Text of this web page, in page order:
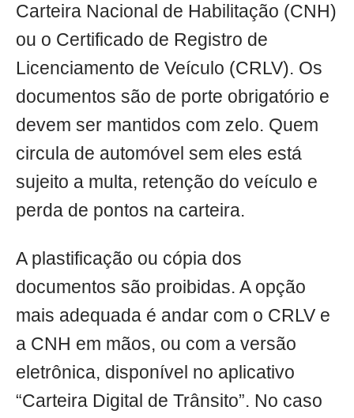
Carteira Nacional de Habilitação (CNH)
ou o Certificado de Registro de
Licenciamento de Veículo (CRLV). Os
documentos são de porte obrigatório e
devem ser mantidos com zelo. Quem
circula de automóvel sem eles está
sujeito a multa, retenção do veículo e
perda de pontos na carteira.
A plastificação ou cópia dos
documentos são proibidas. A opção
mais adequada é andar com o CRLV e
a CNH em mãos, ou com a versão
eletrônica, disponível no aplicativo
“Carteira Digital de Trânsito”. No caso